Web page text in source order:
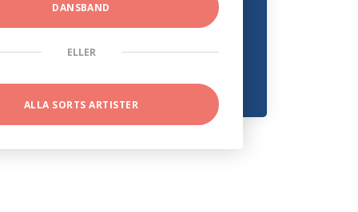
DANSBAND
ELLER
ALLA SORTS ARTISTER